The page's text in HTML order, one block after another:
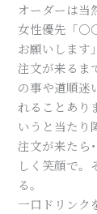
オーダーは当
女性優先「〇
お願いします」
注文が来るま
の事や道順迷
れることあり
いうと当たり
注文が来たら
しく笑顔で。
る。
一口ドリンク